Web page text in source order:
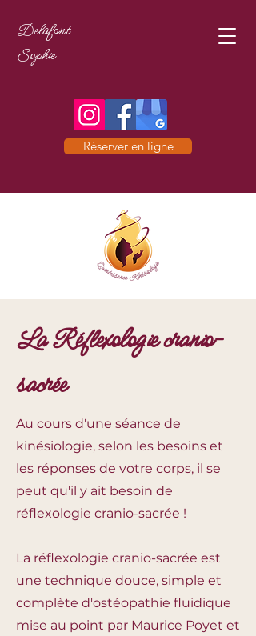
Delafont
Sophie
Réserver en ligne
La Réflexologie cranio-
sacrée
Au cours d'une séance de
kinésiologie, selon les besoins et
les réponses de votre corps, il se
peut qu'il y ait besoin de
réflexologie cranio-sacrée !
La réflexologie cranio-sacrée est
une technique douce, simple et
complète d'ostéopathie fluidique
mise au point par Maurice Poyet et